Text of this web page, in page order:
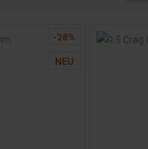
-28%
NEU